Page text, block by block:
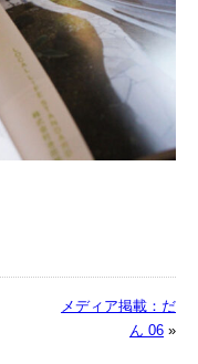
メディア掲載：だ
ん 06 »